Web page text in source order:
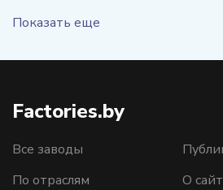
Показать еще
Factories.by
Все заводы
По отраслям
О